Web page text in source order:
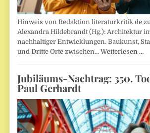
Hinweis von Redaktion literaturkritik.de
Alexandra Hildebrandt (Hg.): Architektur
nachhaltiger Entwicklungen. Baukunst,
und Dritte Orte zwischen…Weiterlesen …
Jubiläums-Nachtrag: 350.
Paul Gerhardt